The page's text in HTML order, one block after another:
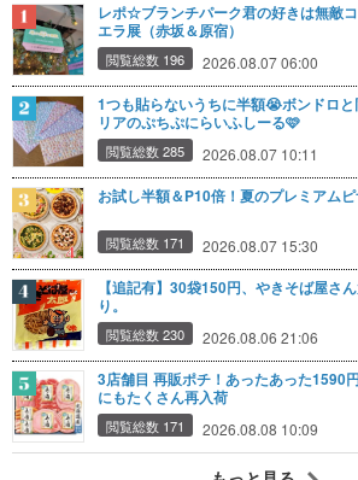
レポ☆ブランチパーク君の好きは無敵
エラ展（赤坂＆原宿）
閲覧総数 196 2026.08.07 06:00
1つも貼らないうちに半額😭ボンドロ
リアのぷちぷにらいふしーる🩷
閲覧総数 285 2026.08.07 10:11
お試し半額＆P10倍！夏のプレミアムピ
閲覧総数 171 2026.08.07 15:30
【追記有】30袋150円、やきそば屋さ
り。
閲覧総数 230 2026.08.06 21:06
3店舗目 再販ポチ！あったあった1590
にもたくさん再入荷
閲覧総数 171 2026.08.08 10:09